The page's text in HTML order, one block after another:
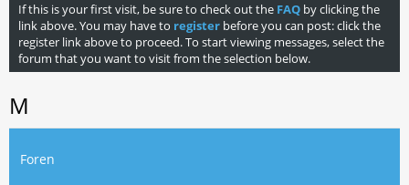
If this is your first visit, be sure to check out the FAQ by clicking the
link above. You may have to register before you can post: click the
register link above to proceed. To start viewing messages, select the
forum that you want to visit from the selection below.
M
Foren